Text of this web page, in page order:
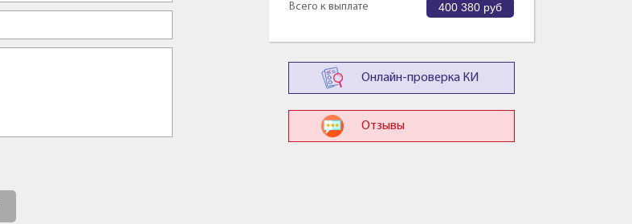
Всего к выплате 400 380 руб
Онлайн-проверка КИ
Отзывы